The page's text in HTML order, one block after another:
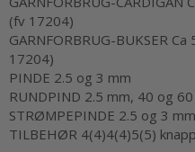
(fv 17204)
GARNFORBRUG-BUKSER
17204)
PINDE 2.5 og 3 mm
RUNDPIND 2.5 mm, 40 og
STRØMPEPINDE 2.5 og 3 mm
TILBEHØR 4(4)4(4)5(5)